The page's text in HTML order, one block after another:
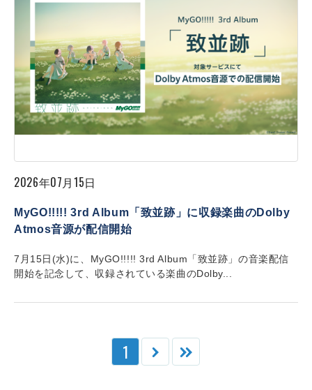
2026年07月15日
MyGO!!!!! 3rd Album「致並跡」に収録楽曲のDolby
Atmos音源が配信開始
7月15日(水)に、MyGO!!!!! 3rd Album「致並跡」の音楽配信
開始を記念して、収録されている楽曲のDolby...
1